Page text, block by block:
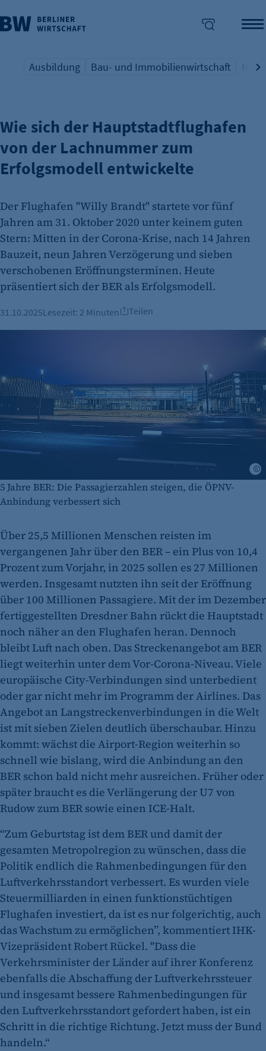
überspringen
Übersicht Schlagwort
Ausbildung
Übersicht Schlagwort
Bau- und Immobilienwirtschaft
IHK ZIEHT BILANZ NACH 5 JAHREN
Wie sich der Hauptstadtflughafen
von der Lachnummer zum
Erfolgsmodell entwickelte
Der Flughafen "Willy Brandt" startete vor fünf
Jahren am 31. Oktober 2020 unter keinem guten
Stern: Mitten in der Corona-Krise, nach 14 Jahren
Bauzeit, neun Jahren Verzögerung und sieben
verschobenen Eröffnungsterminen. Heute
präsentiert sich der BER als Erfolgsmodell.
31.10.2025Lesezeit: 2 Minuten Teilen
5 Jahre BER: Die Passagierzahlen steigen, die ÖPNV-
Anbindung verbessert sich
Über 25,5 Millionen Menschen reisten im
vergangenen Jahr über den BER – ein Plus von 10,4
Prozent zum Vorjahr, in 2025 sollen es 27 Millionen
werden. Insgesamt nutzten ihn seit der Eröffnung
über 100 Millionen Passagiere. Mit der im Dezember
fertiggestellten Dresdner Bahn rückt die Hauptstadt
noch näher an den Flughafen heran. Dennoch
bleibt Luft nach oben. Das Streckenangebot am BER
liegt weiterhin unter dem Vor-Corona-Niveau. Viele
europäische City-Verbindungen sind unterbedient
oder gar nicht mehr im Programm der Airlines. Das
Angebot an Langstreckenverbindungen in die Welt
ist mit sieben Zielen deutlich überschaubar. Hinzu
kommt: wächst die Airport-Region weiterhin so
schnell wie bislang, wird die Anbindung an den
BER schon bald nicht mehr ausreichen. Früher oder
später braucht es die Verlängerung der U7 von
Rudow zum BER sowie einen ICE-Halt.
“Zum Geburtstag ist dem BER und damit der
gesamten Metropolregion zu wünschen, dass die
Politik endlich die Rahmenbedingungen für den
Luftverkehrsstandort verbessert. Es wurden viele
Steuermilliarden in einen funktionstüchtigen
Flughafen investiert, da ist es nur folgerichtig, auch
das Wachstum zu ermöglichen”, kommentiert IHK-
Vizepräsident Robert Rückel. "Dass die
Verkehrsminister der Länder auf ihrer Konferenz
ebenfalls die Abschaffung der Luftverkehrssteuer
und insgesamt bessere Rahmenbedingungen für
den Luftverkehrsstandort gefordert haben, ist ein
Schritt in die richtige Richtung. Jetzt muss der Bund
handeln.“